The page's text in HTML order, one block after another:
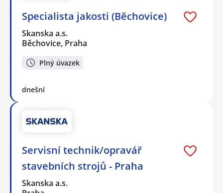
Specialista jakosti (Běchovice)
Skanska a.s.
Běchovice, Praha
Plný úvazek
dnešní
Servisní technik/opravář
stavebních strojů - Praha
Skanska a.s.